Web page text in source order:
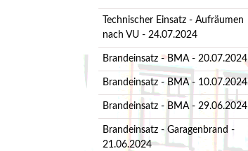
Technischer Einsatz - Aufräumen
nach VU - 24.07.2024
Brandeinsatz - BMA - 20.07.2024
Brandeinsatz - BMA - 10.07.2024
Brandeinsatz - BMA - 29.06.2024
Brandeinsatz - Garagenbrand -
21.06.2024